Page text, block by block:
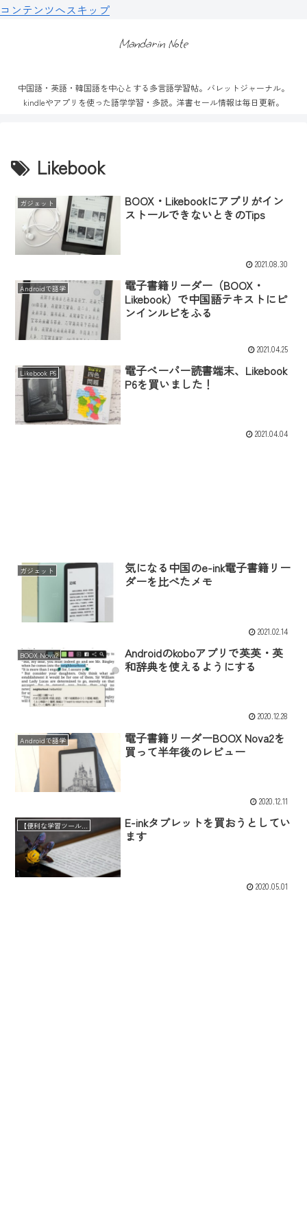
コンテンツへスキップ
Mandarin Note
中国語・英語・韓国語を中心とする多言語学習帖。バレットジャーナル。
kindleやアプリを使った語学学習・多読。洋書セール情報は毎日更新。
Likebook
ガジェット
BOOX・Likebookにアプリがイン
ストールできないときのTips
2021.08.30
Androidで語学
電子書籍リーダー（BOOX・
Likebook）で中国語テキストにピ
ンインルビをふる
2021.04.25
Likebook P6
電子ペーパー読書端末、Likebook
P6を買いました！
2021.04.04
ガジェット
気になる中国のe-ink電子書籍リー
ダーを比べたメモ
2021.02.14
BOOX Nova2
Androidのkoboアプリで英英・英
和辞典を使えるようにする
2020.12.28
Androidで語学
電子書籍リーダーBOOX Nova2を
買って半年後のレビュー
2020.12.11
【便利な学習ツール】
E-inkタブレットを買おうとしてい
ます
2020.05.01